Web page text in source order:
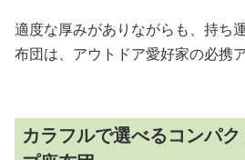
適度な厚みがありながらも、持ち
布団は、アウトドア愛好家の必携
カラフルで選べるコンパ